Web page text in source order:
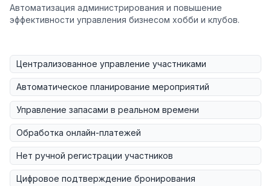
Автоматизация администрирования и повышение
эффективности управления бизнесом хобби и клубов.
Централизованное управление участниками
Автоматическое планирование мероприятий
Управление запасами в реальном времени
Обработка онлайн-платежей
Нет ручной регистрации участников
Цифровое подтверждение бронирования